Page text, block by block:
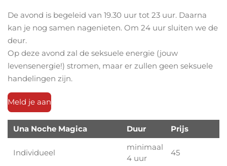
De avond is begeleid van 19.30 uur tot 23 uur. Daarna
kan je nog samen nagenieten. Om 24 uur sluiten we de
deur.
Op deze avond zal de seksuele energie (jouw
levensenergie!) stromen, maar er zullen geen seksuele
handelingen zijn.
Meld je aan
Una Noche Magica Duur Prijs
Individueel
minimaal
4 uur
45